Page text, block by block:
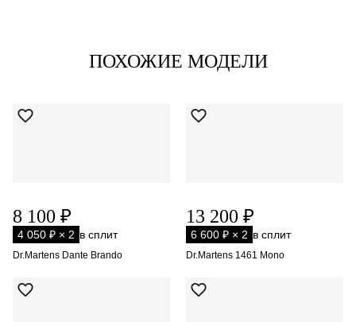
ПОХОЖИЕ МОДЕЛИ
8 100 ₽
4 050 ₽ × 2 в сплит
Dr.Martens Dante Brando
13 200 ₽
6 600 ₽ × 2 в сплит
Dr.Martens 1461 Mono